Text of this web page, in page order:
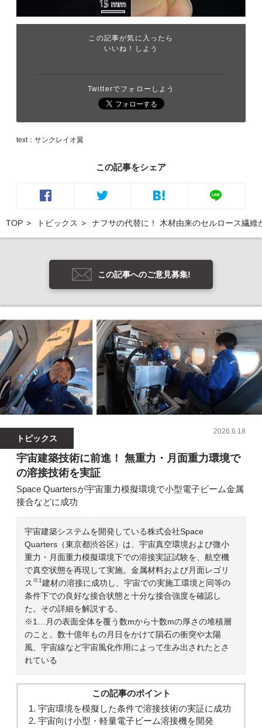
この記事が気に入ったら
いいね！しよう
Twitterでフォローしよう
text：サンクレイオ翼
この記事をシェア
TOP トピックス ナフサの代替に！ 木材由来のセルロース繊
この記事へのご意見募集!
トピックス
2026.6.18
宇宙建築技術に前進！ 無重力・月面重力環境で
の溶接技術を実証
Space Quartersが宇宙重力模擬環境で小型電子ビーム金属
接合などに成功
宇宙建築システムを開発している株式会社Space
Quarters（東京都渋谷区）は、宇宙真空環境および微小
重力・月面重力模擬環境下での溶接実証試験を、航空機
で真空状態を再現して実施。金属材料および月面レゴリ
ス ※1建材の溶接に成功し、宇宙での実施工環境と同等の
条件下での良好な接合状態と十分な接合強度を確認し
た。その詳細を解説する。
※1…月の表面全体を覆う数mから十数mの厚さの堆積層
のこと。数十億年もの月日をかけて隕石の衝突や太陽
風、宇宙線など宇宙風化作用によって生み出されたとさ
れている
この記事のポイント
宇宙環境を模擬した条件で溶接技術の実証に成功
宇宙向け小型・軽量電子ビーム溶接機を開発